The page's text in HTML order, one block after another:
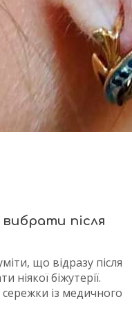
вибрати після
що відразу після
ніякої біжутерії.
із медичного